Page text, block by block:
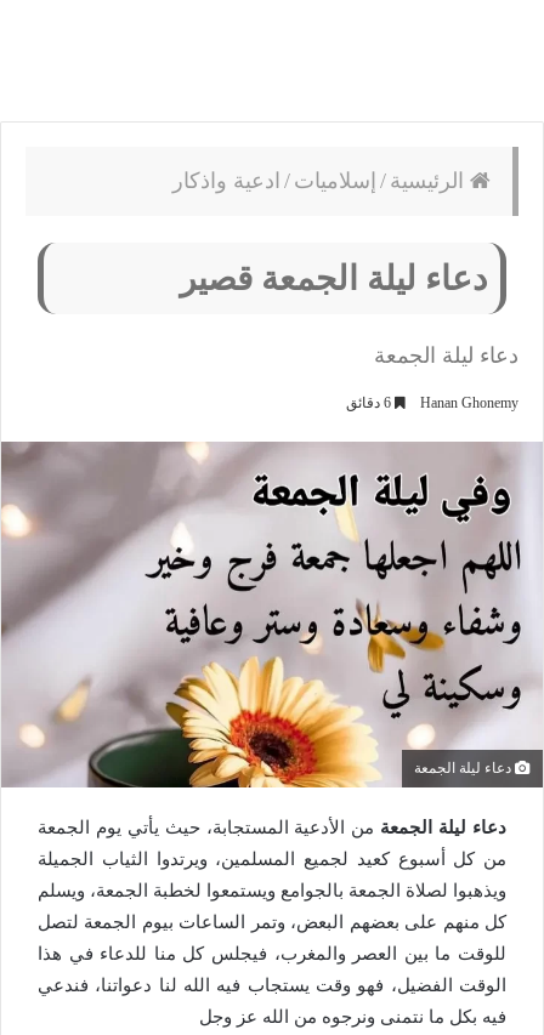
الرئيسية / إسلاميات / ادعية واذكار
دعاء ليلة الجمعة قصير
دعاء ليلة الجمعة
Hanan Ghonemy
دعاء ليلة الجمعة
دعاء ليلة الجمعة من الأدعية المستجابة، حيث يأتي يوم الجمعة
من كل أسبوع كعيد لجميع المسلمين، ويرتدوا الثياب الجميلة
ويذهبوا لصلاة الجمعة بالجوامع ويستمعوا لخطبة الجمعة، ويسلم
كل منهم على بعضهم البعض، وتمر الساعات بيوم الجمعة لتصل
للوقت ما بين العصر والمغرب، فيجلس كل منا للدعاء في هذا
الوقت الفضيل، فهو وقت يستجاب فيه الله لنا دعواتنا، فندعي
فيه بكل ما نتمنى ونرجوه من الله عز وجل